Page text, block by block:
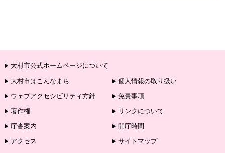
大村市公式ホームページについて
大村市はこんなまち
個人情報の取り扱い
ウェブアクセシビリティ方針
免責事項
著作権
リンクについて
庁舎案内
開庁時間
アクセス
サイトマップ